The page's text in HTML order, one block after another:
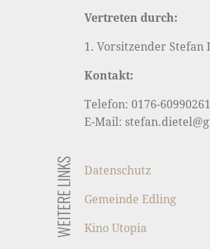
Vertreten durch:
1. Vorsitzender Stefan
Kontakt:
Telefon: 0176-60990261
E-Mail:
WEITERE LINKS Datenschutz
Gemeinde Edling
Kino Utopia